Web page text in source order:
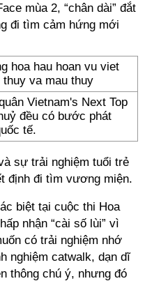
mùa 2, “chân dài” đắt
đi tìm cảm hứng mới
Vietnam's Next Top
đều có bước phát
tế.
sự trải nghiệm tuổi trẻ
định đi tìm vương miện.
biệt tại cuộc thi Hoa
nhận “cài số lùi” vì
có trải nghiệm nhớ
nghiệm catwalk, dạn dĩ
thông chú ý, nhưng đó